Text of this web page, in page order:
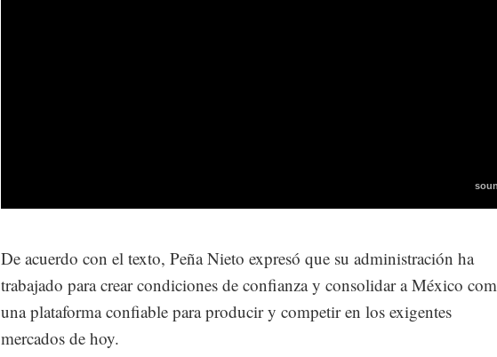
De acuerdo con el texto, Peña Nieto expresó que su administración ha
trabajado para crear condiciones de confianza y consolidar a México
una plataforma confiable para producir y competir en los exigentes
mercados de hoy.